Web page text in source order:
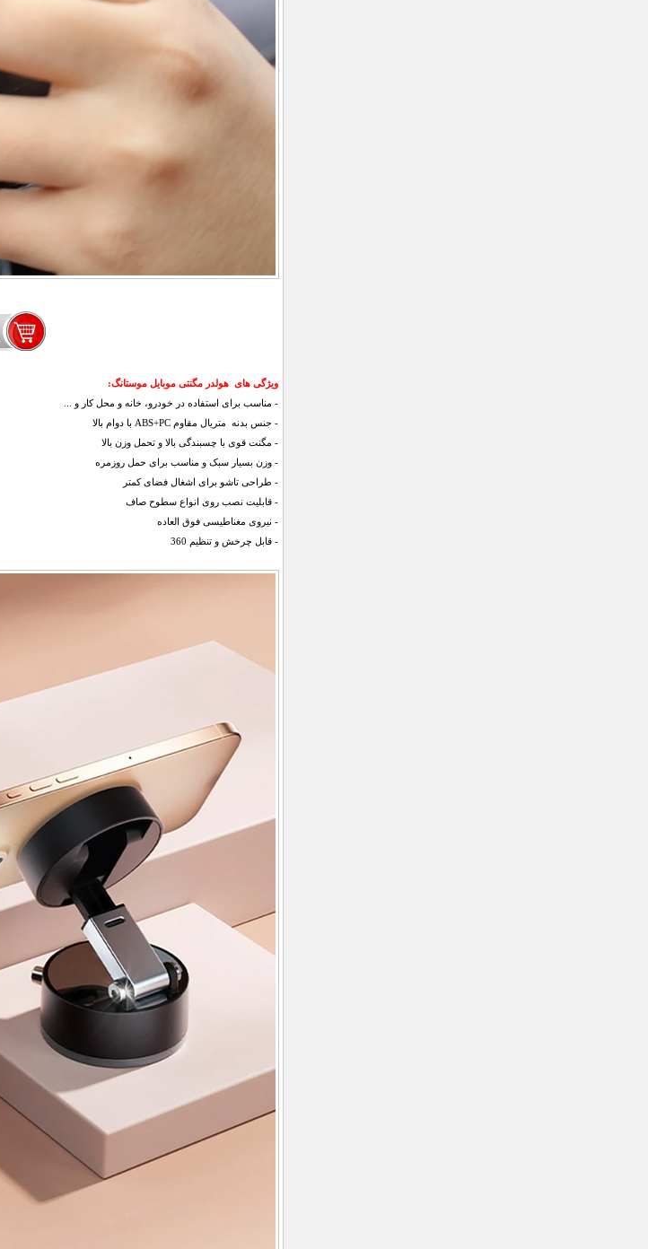
ویژگی های هولدر مگنتی موبایل موستانگ:
- مناسب برای استفاده در خودرو، خانه و محل کار و ...
- جنس بدنه متریال مقاوم ABS+PC با دوام بالا
- مگنت قوی با چسبندگی بالا و تحمل وزن بالا
- وزن بسیار سبک و مناسب برای حمل روزمره
- طراحی تاشو برای اشغال فضای کمتر
- قابلیت نصب روی انواع سطوح صاف
- نیروی مغناطیسی فوق العاده
- قابل چرخش و تنظیم 360